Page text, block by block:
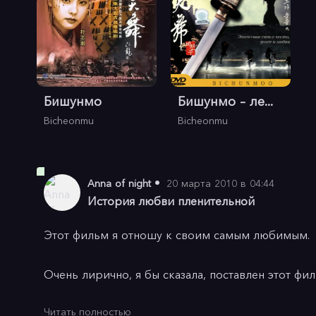
Бишунмо
Bicheonmu
Бишунмо – ле...
Bicheonmu
Anna of night• 20 марта 2010 в 04:44
История любви пленительной
Этот фильм я отношу к своим самым любимым.
Очень лирично, я бы сказала, поставлен этот
Читать полностью